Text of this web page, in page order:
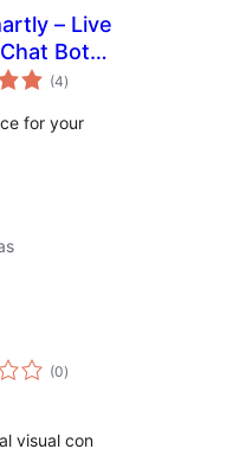
– Live
Bot
(4avaliações
totais
)
for your
(0avaliações
totais
)
visual con